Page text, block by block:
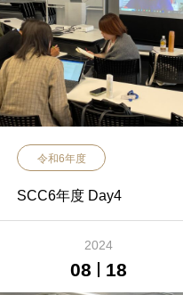
令和6年度
SCC6年度 Day4
2024
08 18